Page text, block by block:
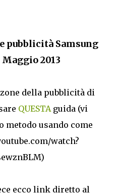
pubblicità Samsung
2013
della pubblicità di
QUESTA guida (vi
usando come
watch?
ecco link diretto al